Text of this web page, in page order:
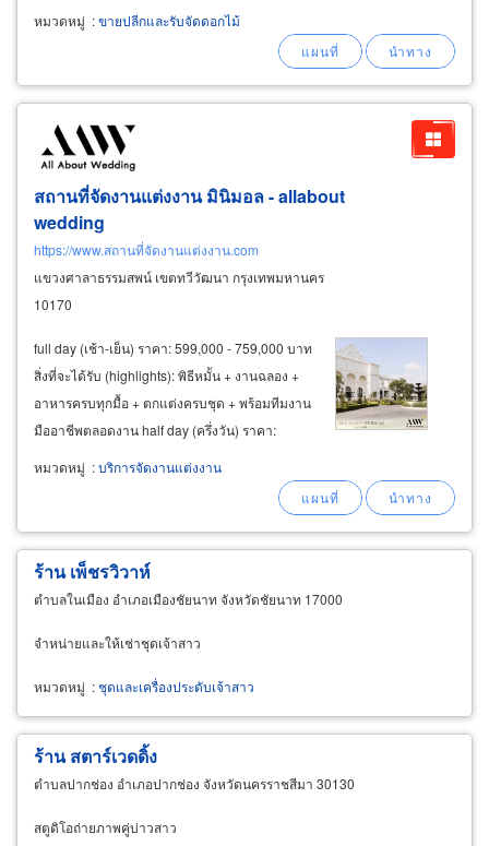
คุณภาพดี บริการประทับใจ รับจัดช่อดอกไม้แสดง
ความยินดีในโอกาสต่างๆ (flowers for special
หมวดหมู่ :ขายปลีกและรับจัดดอกไม้
สถานที่จัดงานแต่งงาน มินิมอล - allabout
wedding
https://www.สถานที่จัดงานแต่งงาน.com
แขวงศาลาธรรมสพน์ เขตทวีวัฒนา กรุงเทพมหานคร
10170
full day (เช้า-เย็น) ราคา: 599,000 - 759,000 บาท
สิ่งที่จะได้รับ (highlights): พิธีหมั้น + งานฉลอง +
อาหารครบทุกมื้อ + ตกแต่งครบชุด + พร้อมทีมงาน
มืออาชีพตลอดงาน half day (ครึ่งวัน) ราคา:
หมวดหมู่ :บริการจัดงานแต่งงาน
ร้าน เพ็ชรวิวาห์
ตำบลในเมือง อำเภอเมืองชัยนาท จังหวัดชัยนาท 17000
จำหน่ายและให้เช่าชุดเจ้าสาว
หมวดหมู่ :ชุดและเครื่องประดับเจ้าสาว
ร้าน สตาร์เวดดิ้ง
ตำบลปากช่อง อำเภอปากช่อง จังหวัดนครราชสีมา 30130
สตูดิโอถ่ายภาพคู่บ่าวสาว